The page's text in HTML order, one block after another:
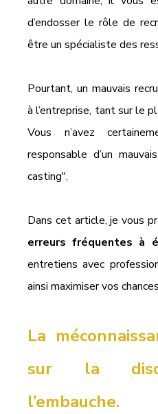
d’endosser le rôle de
être un spécialiste des
Pourtant, un mauvais
à l’entreprise, tant sur le
Vous n’avez
responsable d’un
casting".
Dans cet article, je vous
erreurs fréquentes à
entretiens avec
ainsi maximiser vos
La
sur la
l’embauche.